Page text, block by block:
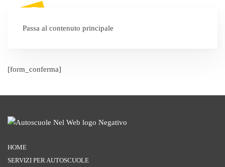
Passa al contenuto principale
[form_conferma]
HOME
SERVIZI PER AUTOSCUOLE